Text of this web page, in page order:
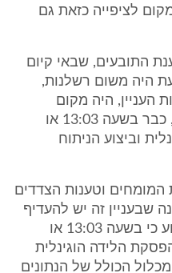
לציפייה כזאת גם
התובעים, שבאי קיום
היה משום רשלנות,
העניין, היה מקום
להחליט, כפי שטען פרופ' דוד, כבר בשעה 13:03 או
וביצוע הניתוח
המומחים וטענות הצדדים
שבעניין זה יש להעדיף
את דעתו של פרופ' דוד, ולקבוע כי בשעה 13:03 או
הפסקת הלידה הוגינלית
הכולל של הנתונים